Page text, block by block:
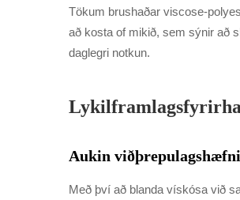
Tökum brushaðar viscose-
að kosta of mikið, sem sýnir að
daglegri notkun.
Aukin
Með því að blanda vískósa við